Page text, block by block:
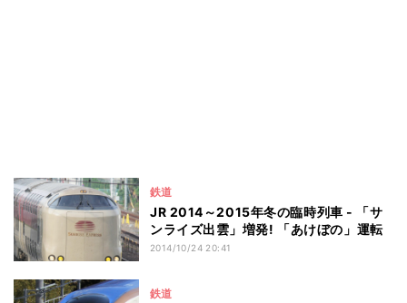
鉄道
JR 2014～2015年冬の臨時列車 - 「サ
ンライズ出雲」増発! 「あけぼの」運転
2014/10/24 20:41
鉄道